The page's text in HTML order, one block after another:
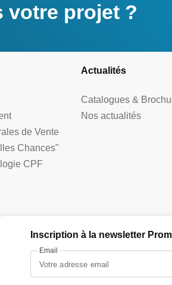
votre projet ?
de Vente
Chances"
CPF
Actualités
Catalogues &
Nos actualités
Inscription à la newsletter
Email